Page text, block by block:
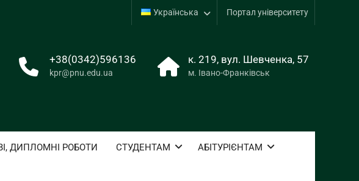
Українська Портал університету
+38(0342)596136
kpr@pnu.edu.ua
к. 219, вул. Шевченка, 57
м. Івано-Франківськ
ДИПЛОМНІ РОБОТИ СТУДЕНТАМ АБІТУРІЄНТАМ